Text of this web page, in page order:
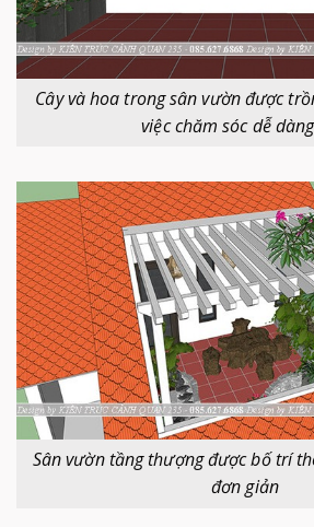
Cây và hoa trong sân vườn được
việc chăm sóc dễ
Sân vườn tầng thượng được bố trí
đơn giản